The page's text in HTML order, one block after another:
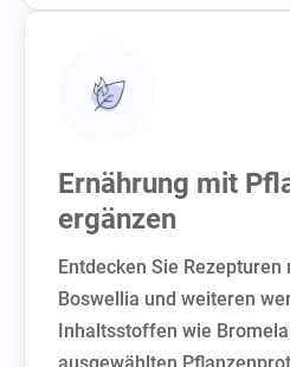
Ernährung mit
ergänzen
Entdecken Sie Rezepturen
Boswellia und weiteren
Inhaltsstoffen wie